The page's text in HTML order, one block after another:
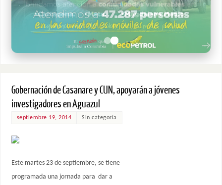
Gobernación de Casanare y CUN, apoyarán a jóvenes
investigadores en Aguazul
septiembre 19, 2014 Sin categoría
Este martes 23 de septiembre, se tiene
programada una jornada para dar a